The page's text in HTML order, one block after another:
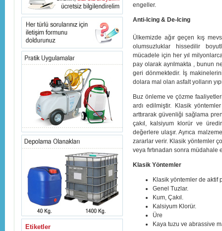
engeller.
Anti-Icing & De-Icing
Ülkemizde ağır geçen kış
olumsuzluklar hissedilir
mücadele için her yıl
pay olarak ayrılmakta , bunun
geri dönmektedir. İş
dolara mal olan asfalt yolların
Buz önleme ve çözme
ardı edilmiştir. Klasik
arttırarak güvenliği sağlama
çakıl, kalsiyum klorür ve
değerlere ulaşır. Ayrıca
zararlar verir. Klasik yöntemler
veya fırtınadan sonra müdahale
Klasik Yöntemler
Klasik yöntemler de aktif
Genel Tuzlar.
Kum, Çakıl.
Kalsiyum Klorür.
Üre
Kaya tuzu ve abrassive
Etiketler